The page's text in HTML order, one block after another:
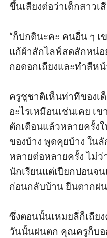
ขึ้นเสียงต่อว่าเด็กสาวเ
“ก็ปกตินะคะ คนอื่น ๆ
แก้ผ้าสักไลฟ์สดสักหน่อ
กอดอกเถียงและทำสีหน้
ครูชูชาติเห็นท่าทีของเ
อะไรเหมือนเช่นเคย เ
ตักเตือนแล้วหลายครั้ง
ของบ้าง พูดคุยบ้าง ใ
หลายต่อหลายครั้ง ไม่ว่
นักเรียนแต่เปียกปอนจ
ก่อนกลับบ้าน ยืนตากฝ
ซึ่งตอนนั้นเหมยลี่ก็เถีย
วันนั้นฝนตก คุณครูก็บอ